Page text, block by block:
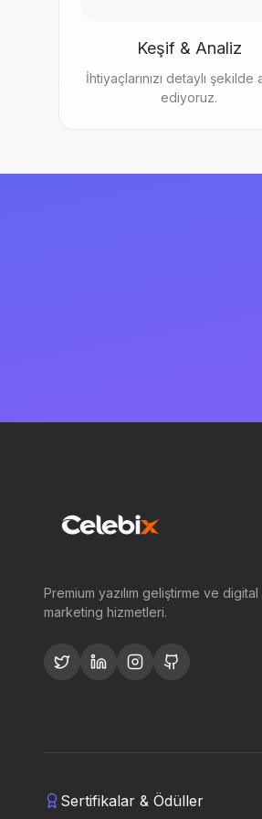
Keşif & Analiz
İhtiyaçlarınızı detaylı şekilde
ediyoruz.
Premium yazılım geliştirme ve digital
marketing hizmetleri.
Sertifikalar & Ödüller